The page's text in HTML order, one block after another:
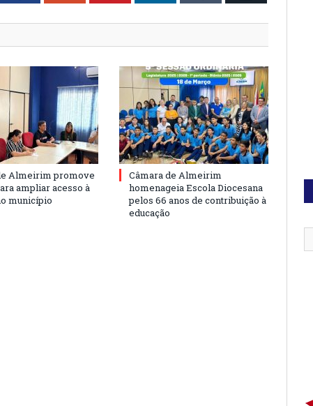
Almeirim promove
ampliar acesso à
município
Câmara de Almeirim
homenageia Escola Diocesana
pelos 66 anos de contribuição à
educação